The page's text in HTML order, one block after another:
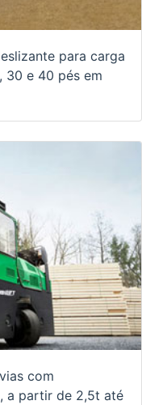
para carga
30 e 40 pés em
com
a partir de 2,5t até